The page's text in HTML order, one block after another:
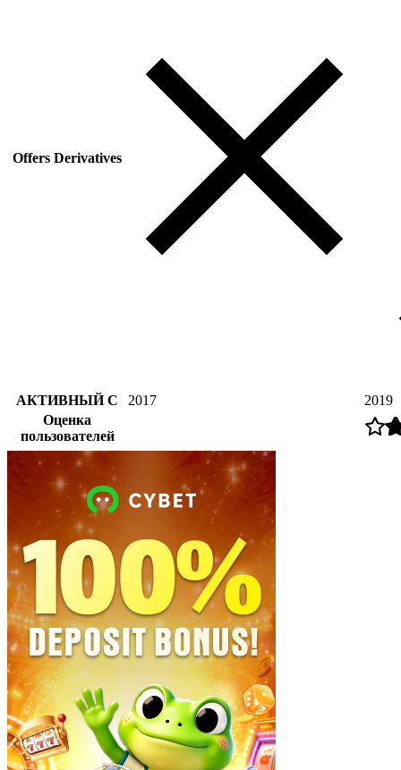
Offers Derivatives
АКТИВНЫЙ С 2017
2019
Оценка
пользователей